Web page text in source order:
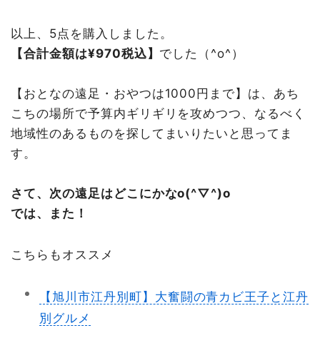
以上、5点を購入しました。
【合計金額は¥970税込】 でした（^o^）
【おとなの遠足・おやつは1000円まで】は、あち
こちの場所で予算内ギリギリを攻めつつ、なるべく
地域性のあるものを探してまいりたいと思ってま
す。
さて、次の遠足はどこにかなo(^▽^)o
では、また！
こちらもオススメ
【旭川市江丹別町】大奮闘の青カビ王子と江丹
別グルメ